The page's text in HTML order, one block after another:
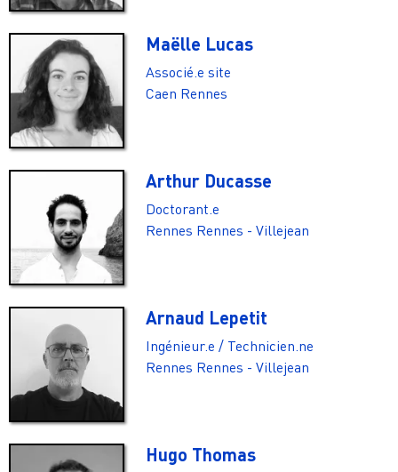
Maëlle Lucas
Associé.e site
Caen Rennes
Arthur Ducasse
Doctorant.e
Rennes Rennes - Villejean
Arnaud Lepetit
Ingénieur.e / Technicien.ne
Rennes Rennes - Villejean
Hugo Thomas